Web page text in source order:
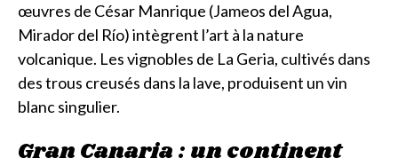
œuvres de César Manrique (Jameos del Agua,
Mirador del Río) intègrent l’art à la nature
volcanique. Les vignobles de La Geria, cultivés dans
des trous creusés dans la lave, produisent un vin
blanc singulier.
Gran Canaria : un continent